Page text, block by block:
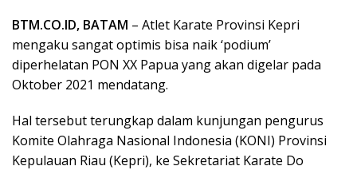
BTM.CO.ID, BATAM – Atlet Karate Provinsi Kepri
mengaku sangat optimis bisa naik ‘podium’
diperhelatan PON XX Papua yang akan digelar pada
Oktober 2021 mendatang.
Hal tersebut terungkap dalam kunjungan pengurus
Komite Olahraga Nasional Indonesia (KONI) Provinsi
Kepulauan Riau (Kepri), ke Sekretariat Karate Do